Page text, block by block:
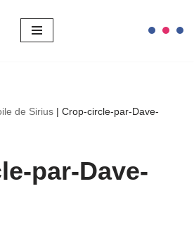
de Sirius | Crop-circle-par-Dave-
par-Dave-